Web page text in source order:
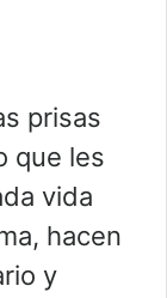
prisas
que les
vida
hacen
y